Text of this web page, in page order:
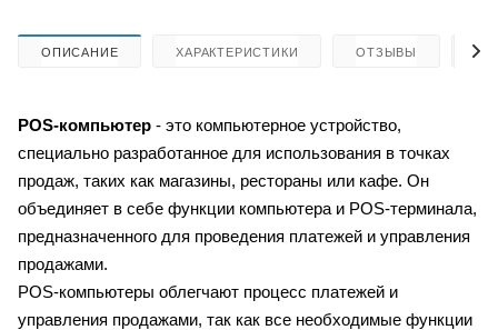
ОПИСАНИЕ ХАРАКТЕРИСТИКИ ОТЗЫВЫ
POS-компьютер - это компьютерное устройство,
специально разработанное для использования в точках
продаж, таких как магазины, рестораны или кафе. Он
объединяет в себе функции компьютера и POS-терминала,
предназначенного для проведения платежей и управления
продажами.
POS-компьютеры облегчают процесс платежей и
управления продажами, так как все необходимые функции